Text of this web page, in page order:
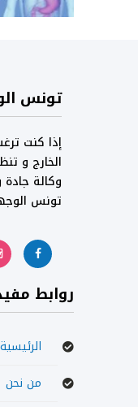
تونس
إذا كنت
الخارج و
وكالة
تونس
روابط
الرئيسية
من نحن